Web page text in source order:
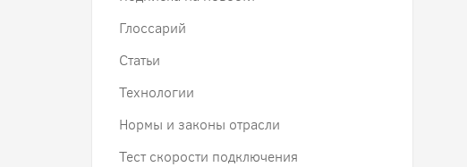
Глоссарий
Статьи
Технологии
Нормы и законы отрасли
Тест скорости подключения